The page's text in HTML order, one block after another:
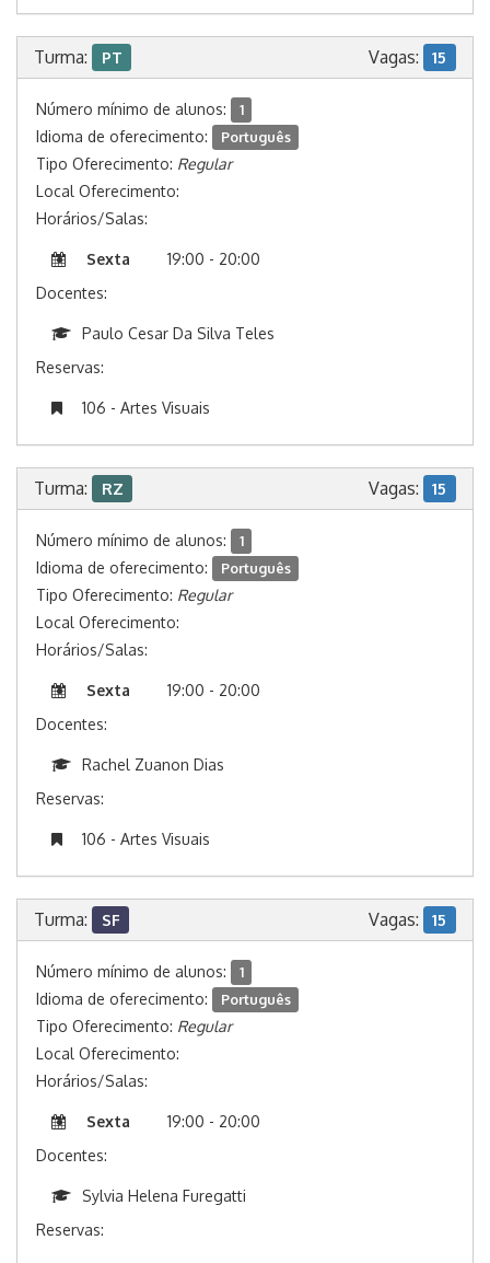
Turma: PT Vagas: 15
Número mínimo de alunos: 1
Idioma de oferecimento: Português
Tipo Oferecimento: Regular
Local Oferecimento:
Horários/Salas:
Sexta
19:00 - 20:00
Docentes:
Paulo Cesar Da Silva Teles
Reservas:
106 - Artes Visuais
Turma: RZ Vagas: 15
Número mínimo de alunos: 1
Idioma de oferecimento: Português
Tipo Oferecimento: Regular
Local Oferecimento:
Horários/Salas:
Sexta
19:00 - 20:00
Docentes:
Rachel Zuanon Dias
Reservas:
106 - Artes Visuais
Turma: SF Vagas: 15
Número mínimo de alunos: 1
Idioma de oferecimento: Português
Tipo Oferecimento: Regular
Local Oferecimento:
Horários/Salas:
Sexta
19:00 - 20:00
Docentes:
Sylvia Helena Furegatti
Reservas: